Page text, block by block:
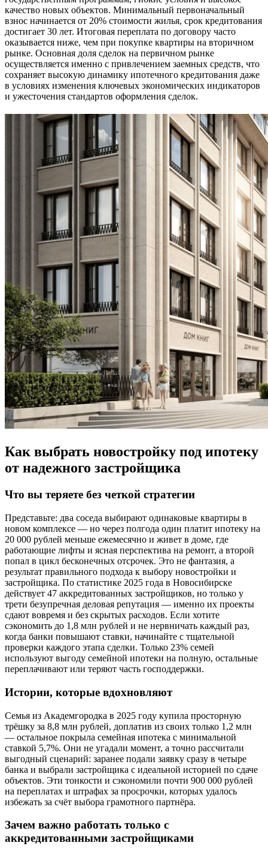
качество новых объектов. Минимальный первоначальный
взнос начинается от 20% стоимости жилья, срок кредитования
достигает 30 лет. Итоговая переплата по договору часто
оказывается ниже, чем при покупке квартиры на вторичном
рынке. Основная доля сделок на первичном рынке
осуществляется именно с привлечением заемных средств, что
сохраняет высокую динамику ипотечного кредитования даже
в условиях изменения ключевых экономических индикаторов
и ужесточения стандартов оформления сделок.
Как выбрать новостройку под ипотеку
от надежного застройщика
Что вы теряете без четкой стратегии
Представьте: два соседа выбирают одинаковые квартиры в
новом комплексе — но через полгода один платит ипотеку на
20 000 рублей меньше ежемесячно и живет в доме, где
работающие лифты и ясная перспектива на ремонт, а второй
попал в цикл бесконечных отсрочек. Это не фантазия, а
результат правильного подхода к выбору новостройки и
застройщика. По статистике 2025 года в Новосибирске
действует 47 аккредитованных застройщиков, но только у
трети безупречная деловая репутация — именно их проекты
сдают вовремя и без скрытых расходов. Если хотите
сэкономить до 1,8 млн рублей и не нервничать каждый раз,
когда банки повышают ставки, начинайте с тщательной
проверки каждого этапа сделки. Только 23% семей
используют выгоду семейной ипотеки на полную, остальные
переплачивают или теряют часть господдержки.
Истории, которые вдохновляют
Семья из Академгородка в 2025 году купила просторную
трёшку за 8,8 млн рублей, доплатив из своих только 1,2 млн
— остальное покрыла семейная ипотека с минимальной
ставкой 5,7%. Они не угадали момент, а точно рассчитали
выгодный сценарий: заранее подали заявку сразу в четыре
банка и выбрали застройщика с идеальной историей по сдаче
объектов. Эти тонкости и сэкономили почти 900 000 рублей
на переплатах и штрафах за просрочки, которых удалось
избежать за счёт выбора грамотного партнёра.
Зачем важно работать только с
аккредитованными застройщиками